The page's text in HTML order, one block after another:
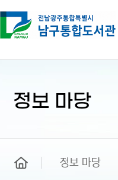
정보 마당
정보 마당